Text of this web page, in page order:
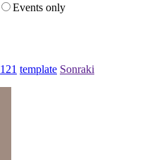
Events only
121 template Sonraki